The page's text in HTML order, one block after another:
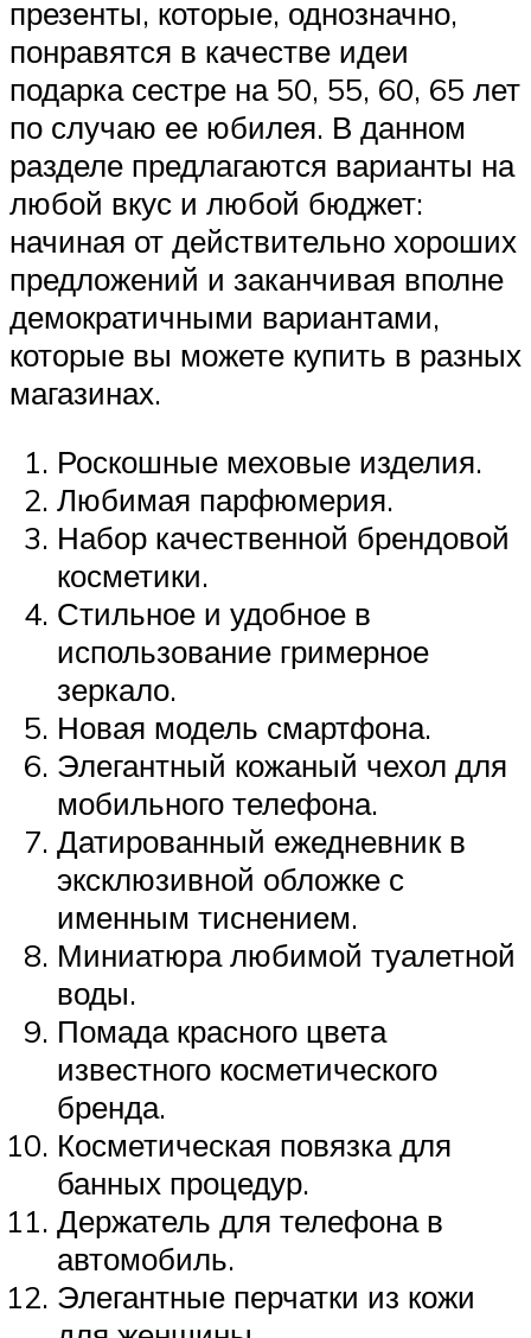
презенты, которые, однозначно,
понравятся в качестве идеи
подарка сестре на 50, 55, 60, 65 лет
по случаю ее юбилея. В данном
разделе предлагаются варианты на
любой вкус и любой бюджет:
начиная от действительно хороших
предложений и заканчивая вполне
демократичными вариантами,
которые вы можете купить в разных
магазинах.
Роскошные меховые изделия.
Любимая парфюмерия.
Набор качественной брендовой
косметики.
Стильное и удобное в
использование гримерное
зеркало.
Новая модель смартфона.
Элегантный кожаный чехол для
мобильного телефона.
Датированный ежедневник в
эксклюзивной обложке с
именным тиснением.
Миниатюра любимой туалетной
воды.
Помада красного цвета
известного косметического
бренда.
Косметическая повязка для
банных процедур.
Держатель для телефона в
автомобиль.
Элегантные перчатки из кожи